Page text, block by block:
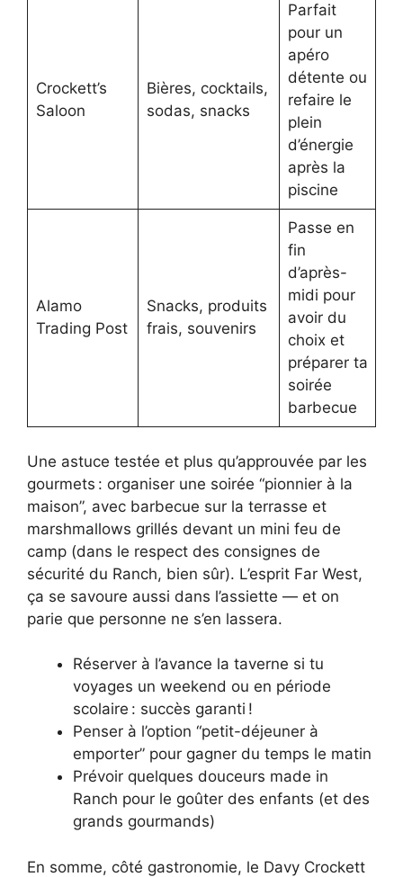
Crockett’s
Saloon
Bières, cocktails,
sodas, snacks
Parfait
pour un
apéro
détente ou
refaire le
plein
d’énergie
après la
piscine
Alamo
Trading Post
Snacks, produits
frais, souvenirs
Passe en
fin
d’après-
midi pour
avoir du
choix et
préparer ta
soirée
barbecue
Une astuce testée et plus qu’approuvée par les
gourmets : organiser une soirée “pionnier à la
maison”, avec barbecue sur la terrasse et
marshmallows grillés devant un mini feu de
camp (dans le respect des consignes de
sécurité du Ranch, bien sûr). L’esprit Far West,
ça se savoure aussi dans l’assiette — et on
parie que personne ne s’en lassera.
Réserver à l’avance la taverne si tu
voyages un weekend ou en période
scolaire : succès garanti !
Penser à l’option “petit-déjeuner à
emporter” pour gagner du temps le matin
Prévoir quelques douceurs made in
Ranch pour le goûter des enfants (et des
grands gourmands)
En somme, côté gastronomie, le Davy Crockett